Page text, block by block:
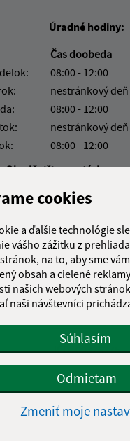
cookies
a ďalšie technológie
vášho zážitku z
na to, aby sme
obsah a cielené
našich webových
naši návštevníci
Súhlasím
Odmietam
Zmeniť moje
Úradné hodiny:
Čas doobeda
08:00 - 12:00
nestránkový deň
08:00 - 12:00
nestránkový deň
08:00 - 12:00
Obedňajšia prestávka:
Obecný úrad
Jurské 20
059 94 Holumnica
+421 527 720 003
IČO: 00326275